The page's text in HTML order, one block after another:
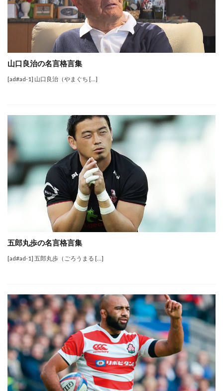
山口良治の名言格言集
[ad#ad-1] 山口良治（やまぐち […]
五郎丸歩の名言格言集
[ad#ad-1] 五郎丸歩（ごろうまる […]